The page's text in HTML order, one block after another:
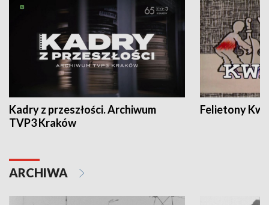
Kadry z przeszłości. Archiwum
TVP3 Kraków
Felietony
ARCHIWA